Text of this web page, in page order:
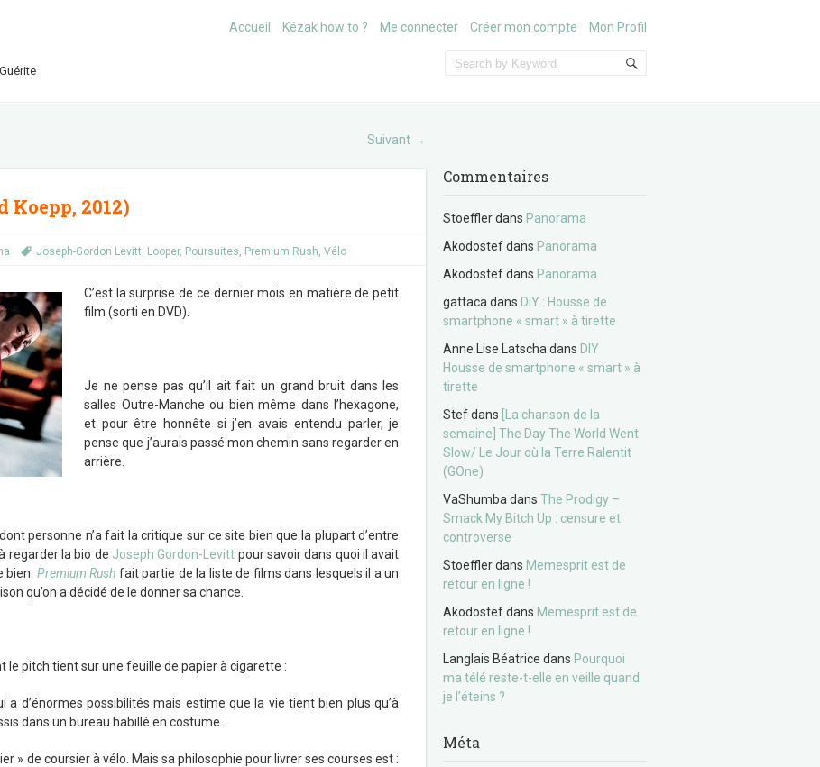
Accueil Kézak how to ? Me connecter Créer mon compte Mon Profil
Suivant →
Koepp, 2012)
Joseph-Gordon Levitt, Looper, Poursuites, Premium Rush, Vélo
C’est la surprise de ce dernier mois en matière de petit
film (sorti en DVD).
Je ne pense pas qu’il ait fait un grand bruit dans les
salles Outre-Manche ou bien même dans l’hexagone,
et pour être honnête si j’en avais entendu parler, je
pense que j’aurais passé mon chemin sans regarder en
arrière.
personne n’a fait la critique sur ce site bien que la plupart d’entre
regarder la bio de Joseph Gordon-Levitt pour savoir dans quoi il avait
bien. Premium Rush fait partie de la liste de films dans lesquels il a un
qu’on a décidé de le donner sa chance.
le pitch tient sur une feuille de papier à cigarette :
a d’énormes possibilités mais estime que la vie tient bien plus qu’à
dans un bureau habillé en costume.
» de coursier à vélo. Mais sa philosophie pour livrer ses courses est :
Commentaires
Stoefflerdans Panorama
Akodostefdans Panorama
Akodostefdans Panorama
gattaca dans DIY : Housse de
smartphone « smart » à tirette
Anne Lise Latscha dans DIY :
Housse de smartphone « smart » à
tirette
Stefdans
[La chanson de la
semaine] The Day The World Went
Slow/ Le Jour où la Terre Ralentit
(GOne)
VaShumba dansThe Prodigy –
Smack My Bitch Up : censure et
controverse
Stoefflerdans Memesprit est de
retour en ligne !
Akodostefdans Memesprit est de
retour en ligne !
Langlais Béatrice dans Pourquoi
ma télé reste-t-elle en veille quand
je l’éteins ?
Méta